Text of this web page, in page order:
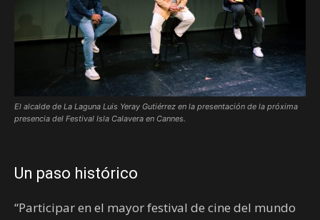
El alcalde de La Laguna Luis Yeray Gutiérrez en la presentación de la próxima
presencia del Festival Isla Calavera en Cannes.
Un paso histórico
“Participar en el mayor festival de cine del mundo